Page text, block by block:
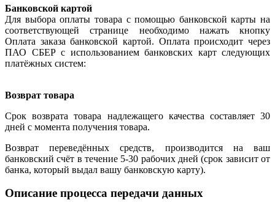
Банковской картой
Для выбора оплаты товара с помощью банковской карты на
соответствующей странице необходимо нажать кнопку
Оплата заказа банковской картой. Оплата происходит через
ПАО СБЕР с использованием банковских карт следующих
платёжных систем:
Возврат товара
Срок возврата товара надлежащего качества составляет 30
дней с момента получения товара.
Возврат переведённых средств, производится на ваш
банковский счёт в течение 5-30 рабочих дней (срок зависит от
банка, который выдал вашу банковскую карту).
Описание процесса передачи данных